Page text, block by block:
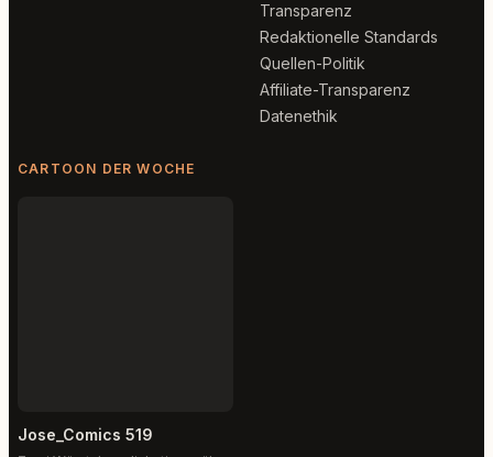
Transparenz
Redaktionelle Standards
Quellen-Politik
Affiliate-Transparenz
Datenethik
CARTOON DER WOCHE
Jose_Comics 519